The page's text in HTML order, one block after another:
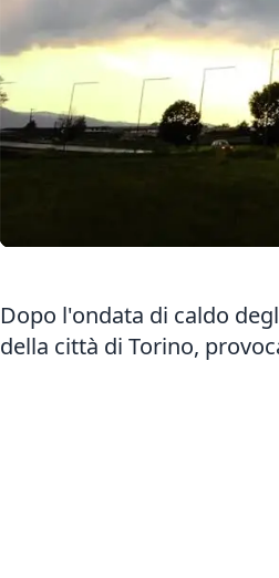
Dopo l'ondata di caldo
della città di Torino,